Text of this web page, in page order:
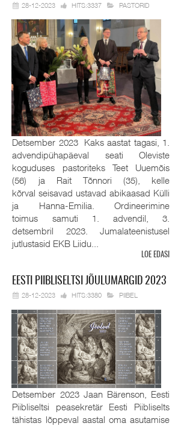
28-12-2023 HITS:3337 PASTORID
Detsember 2023 Kaks aastat tagasi, 1.
advendipühapäeval seati Oleviste
koguduses pastoriteks Teet Uuemõis
(56) ja Rait Tõnnori (35), kelle
kõrval seisavad ustavad abikaasad Külli
ja Hanna-Emilia. Ordineerimine
toimus samuti 1. advendil, 3.
detsembril 2023. Jumalateenistusel
jutlustasid EKB Liidu...
LOE EDASI
EESTI PIIBLISELTSI JÕULUMARGID 2023
28-12-2023 HITS:3380 PIIBEL
Detsember 2023 Jaan Bärenson, Eesti
Piibliseltsi peasekretär Eesti Piibliselts
tähistas lõppeval aastal oma asutamise